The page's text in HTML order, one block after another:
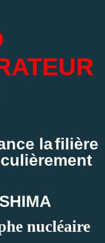
lafilière
nucléaire